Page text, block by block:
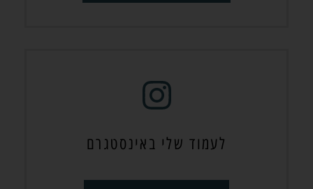
לעמוד שלי באינסטגרם